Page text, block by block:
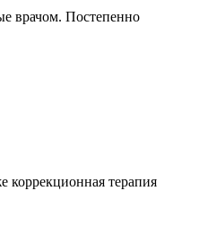
врачом. Постепенно
коррекционная терапия